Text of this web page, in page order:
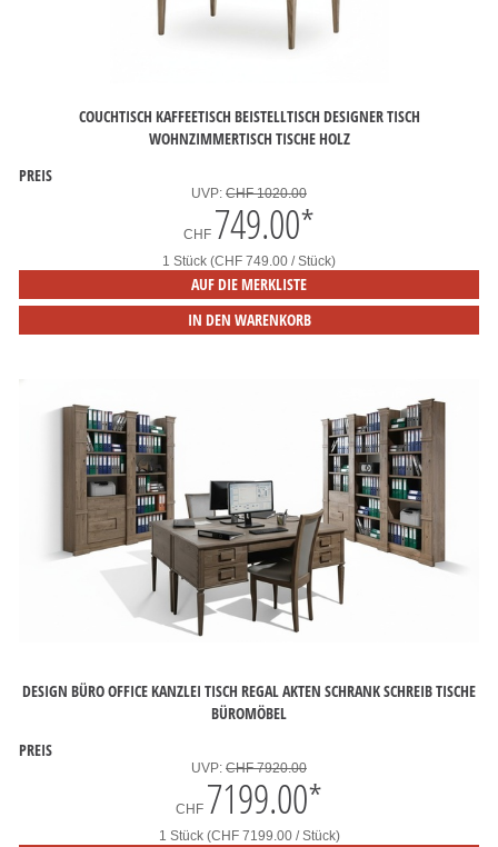
COUCHTISCH KAFFEETISCH BEISTELLTISCH DESIGNER TISCH
WOHNZIMMERTISCH TISCHE HOLZ
PREIS
UVP: CHF 1020.00
CHF 749.00*
1 Stück (CHF 749.00 / Stück)
AUF DIE MERKLISTE
IN DEN WARENKORB
DESIGN BÜRO OFFICE KANZLEI TISCH REGAL AKTEN SCHRANK SCHREIB TISCHE
BÜROMÖBEL
PREIS
UVP: CHF 7920.00
CHF 7199.00*
1 Stück (CHF 7199.00 / Stück)